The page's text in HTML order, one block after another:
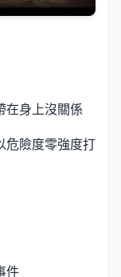
在身上沒關係
危險度零強度打
件